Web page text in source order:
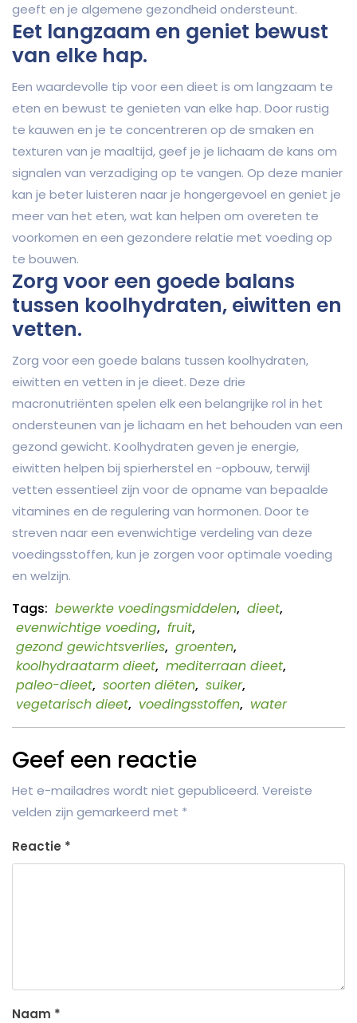
geeft en je algemene gezondheid ondersteunt.
Eet langzaam en geniet bewust
van elke hap.
Een waardevolle tip voor een dieet is om langzaam te
eten en bewust te genieten van elke hap. Door rustig
te kauwen en je te concentreren op de smaken en
texturen van je maaltijd, geef je je lichaam de kans om
signalen van verzadiging op te vangen. Op deze manier
kan je beter luisteren naar je hongergevoel en geniet je
meer van het eten, wat kan helpen om overeten te
voorkomen en een gezondere relatie met voeding op
te bouwen.
Zorg voor een goede balans
tussen koolhydraten, eiwitten en
vetten.
Zorg voor een goede balans tussen koolhydraten,
eiwitten en vetten in je dieet. Deze drie
macronutriënten spelen elk een belangrijke rol in het
ondersteunen van je lichaam en het behouden van een
gezond gewicht. Koolhydraten geven je energie,
eiwitten helpen bij spierherstel en -opbouw, terwijl
vetten essentieel zijn voor de opname van bepaalde
vitamines en de regulering van hormonen. Door te
streven naar een evenwichtige verdeling van deze
voedingsstoffen, kun je zorgen voor optimale voeding
en welzijn.
Tags: bewerkte voedingsmiddelen, dieet,
evenwichtige voeding, fruit,
gezond gewichtsverlies, groenten,
koolhydraatarm dieet, mediterraan dieet,
paleo-dieet, soorten diëten, suiker,
vegetarisch dieet, voedingsstoffen, water
Geef een reactie
Het e-mailadres wordt niet gepubliceerd. Vereiste
velden zijn gemarkeerd met *
Reactie *
Naam *